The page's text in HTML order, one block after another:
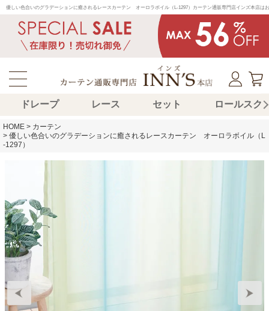
優しい色合いのグラデーションに癒されるレースカーテン　オーロラボイル（L-1297）カーテン通販専門店インズ本店
ドレープ レース セット ロールスク
HOME
カーテン
優しい色合いのグラデーションに癒されるレースカーテン オーロラボイル（L
-1297）